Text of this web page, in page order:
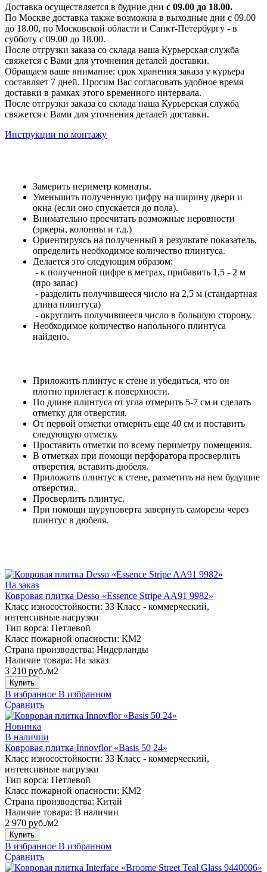
Доставка осуществляется в будние дни с 09.00 до 18.00.
По Москве доставка также возможна в выходные дни с 09.00
до 18.00, по Московской области и Санкт-Петербургу - в
субботу с 09.00 до 18.00.
После отгрузки заказа со склада наша Курьерская служба
свяжется с Вами для уточнения деталей доставки.
Обращаем ваше внимание: срок хранения заказа у курьера
составляет 7 дней. Просим Вас согласовать удобное время
доставки в рамках этого временного интервала.
После отгрузки заказа со склада наша Курьерская служба
свяжется с Вами для уточнения деталей доставки.
Инструкции по монтажу
Замерить периметр комнаты.
Уменьшить полученную цифру на ширину двери и
окна (если оно спускается до пола).
Внимательно просчитать возможные неровности
(эркеры, колонны и т.д.)
Ориентируясь на полученный в результате показатель,
определить необходимое количество плинтуса.
Делается это следующим образом:
- к полученной цифре в метрах, прибавить 1,5 - 2 м
(про запас)
- разделить получившееся число на 2,5 м (стандартная
длина плинтуса)
- округлить получившееся число в большую сторону.
Необходимое количество напольного плинтуса
найдено.
Приложить плинтус к стене и убедиться, что он
плотно прилегает к поверхности.
По длине плинтуса от угла отмерить 5-7 см и сделать
отметку для отверстия.
От первой отметки отмерить еще 40 см и поставить
следующую отметку.
Проставить отметки по всему периметру помещения.
В отметках при помощи перфоратора просверлить
отверстия, вставить дюбеля.
Приложить плинтус к стене, разметить на нем будущие
отверстия.
Просверлить плинтус.
При помощи шуруповерта завернуть саморезы через
плинтус в дюбеля.
На заказ
Ковровая плитка Desso «Essence Stripe AA91 9982»
Класс износостойкости: 33 Класс - коммерческий,
интенсивные нагрузки
Тип ворса: Петлевой
Класс пожарной опасности: КМ2
Страна производства: Нидерланды
Наличие товара: На заказ
3 210 руб./м2
Купить
В избранное В избранном
Сравнить
Новинка
В наличии
Ковровая плитка Innovflor «Basis 50 24»
Класс износостойкости: 33 Класс - коммерческий,
интенсивные нагрузки
Тип ворса: Петлевой
Класс пожарной опасности: КМ2
Страна производства: Китай
Наличие товара: В наличии
2 970 руб./м2
Купить
В избранное В избранном
Сравнить